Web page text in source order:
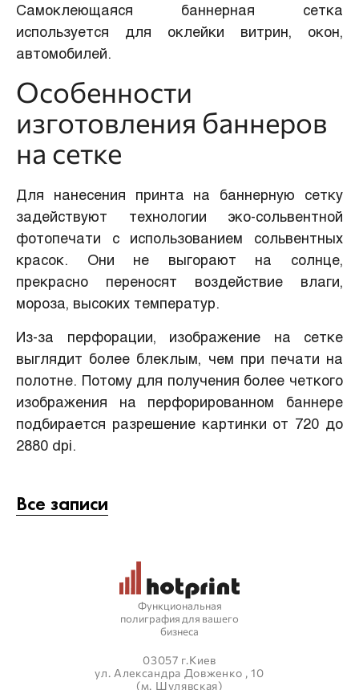
Самоклеющаяся баннерная сетка
используется для оклейки витрин, окон,
автомобилей.
Особенности
изготовления баннеров
на сетке
Для нанесения принта на баннерную сетку
задействуют технологии эко-сольвентной
фотопечати с использованием сольвентных
красок. Они не выгорают на солнце,
прекрасно переносят воздействие влаги,
мороза, высоких температур.
Из-за перфорации, изображение на сетке
выглядит более блеклым, чем при печати на
полотне. Потому для получения более четкого
изображения на перфорированном баннере
подбирается разрешение картинки от 720 до
2880 dpi.
Все записи
Функциональная
полиграфия для вашего
бизнеса
03057 г.Киев
ул. Александра Довженко , 10
(м. Шулявская)